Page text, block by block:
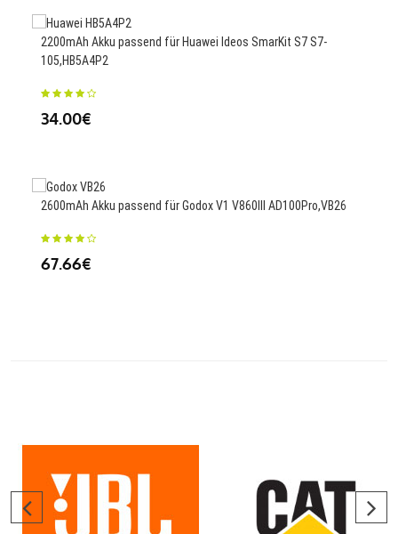
2200mAh Akku passend für Huawei Ideos SmarKit S7 S7-
105,HB5A4P2
34.00€
2600mAh Akku passend für Godox V1 V860III AD100Pro,VB26
67.66€